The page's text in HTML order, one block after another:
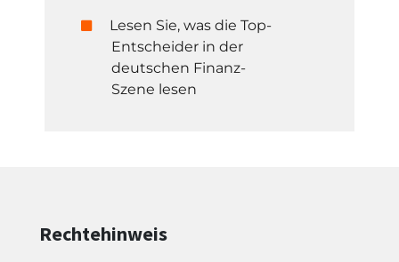
Lesen Sie, was die Top-
Entscheider in der
deutschen Finanz-
Szene lesen
Rechtehinweis